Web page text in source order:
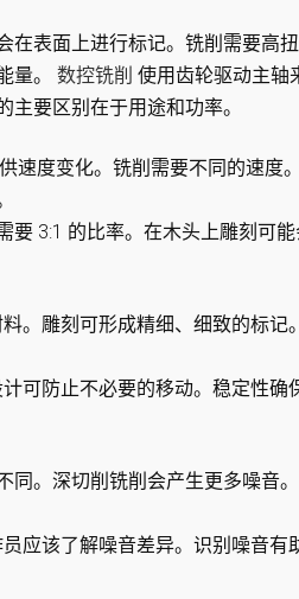
在表面上进行标记。铣削需要高
量。数控铣削 使用齿轮驱动主轴
要区别在于用途和功率。
速度变化。铣削需要不同的速度
3:1 的比率。在木头上雕刻可能
。雕刻可形成精细、细致的标记
可防止不必要的移动。稳定性确
同。深切削铣削会产生更多噪音。
应该了解噪音差异。识别噪音有